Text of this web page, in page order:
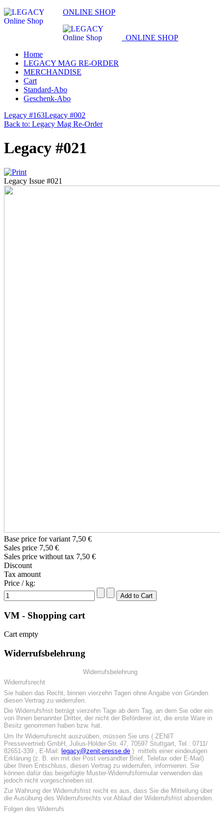
ONLINE SHOP
ONLINE SHOP
Home
LEGACY MAG RE-ORDER
MERCHANDISE
Cart
Standard-Abo
Geschenk-Abo
Legacy #163Legacy #002
Back to: Legacy Mag Re-Order
Legacy #021
Legacy Issue #021
Base price for variant 7,50 €
Sales price 7,50 €
Sales price without tax 7,50 €
Discount
Tax amount
Price / kg:
VM - Shopping cart
Cart empty
Widerrufsbelehrung
Widerrufsbelehrung
Widerrufsrecht
Sie haben das Recht, binnen vierzehn Tagen ohne Angabe von Gründen
diesen Vertrag zu widerrufen.
Die Widerrufsfrist beträgt vierzehn Tage ab dem Tag, an dem Sie oder ein
von Ihnen benannter Dritter, der nicht der Beförderer ist, die erste Ware in
Besitz genommen haben bzw. hat.
Um Ihr Widerrufsrecht auszuüben, müssen Sie uns ( ZENIT
Pressevertrieb GmbH, Julius-Hölder-Str. 47, 70597 Stuttgart, Tel.: 0711/
82651-339 , E-Mail: legacy@zenit-presse.de ) mittels einer eindeutigen
Erklärung (z. B. ein mit der Post versandter Brief, Telefax oder E-Mail)
über Ihren Entschluss, diesen Vertrag zu widerrufen, informieren. Sie
können dafür das beigefügte Muster-Widerrufsformular verwenden das
jedoch nicht vorgeschrieben ist.
Zur Wahrung der Widerrufsfrist reicht es aus, dass Sie die Mitteilung über
die Ausübung des Widerrufsrechts vor Ablauf der Widerrufsfrist absenden.
Folgen des Widerrufs